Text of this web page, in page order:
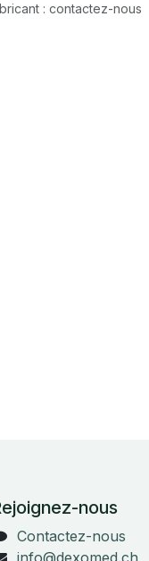
: contactez-nous
nous
Contactez-nous
info@dexomed.ch